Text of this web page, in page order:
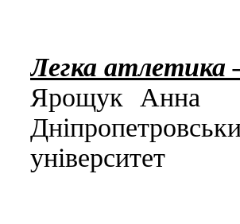
Легка атлетика
університет